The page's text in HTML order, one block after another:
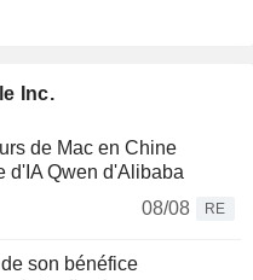
Inc.
de Mac en Chine
d'IA Qwen d'Alibaba
08/08
RE
son bénéfice